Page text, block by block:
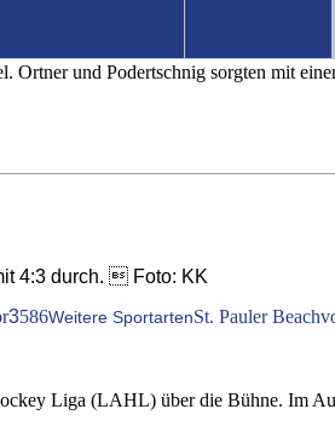
4:3
Ortner und Podertschnig sorgten mit
4:3 durch.  Foto: KK
3586Weitere SportartenSt. Pauler
Liga (LAHL) über die Bühne. Im